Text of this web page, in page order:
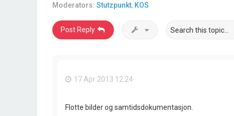
Moderators: Stutzpunkt, KOS
Post Reply
17 Apr 2013 12:24
Flotte bilder og samtidsdokumentasjon.